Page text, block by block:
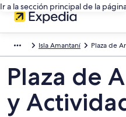
Ir a la sección principal de la
Isla Amantaní Plaza de
Plaza de
y